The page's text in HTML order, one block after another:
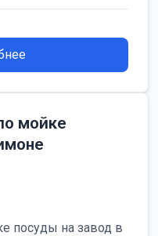
мойке
посуды на завод в